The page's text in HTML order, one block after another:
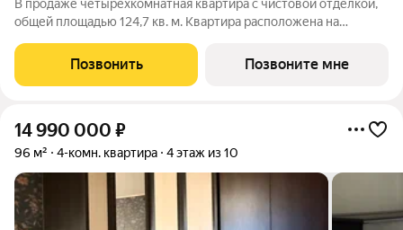
В продаже четырехкомнатная квартира с чистовой отделкой,
общей площадью 124,7 кв. м. Квартира расположена на
квартале В17 нового района СберСити, который строит Сбер.
Позвонить Позвоните мне
14 990 000 ₽
96 м² 4-комн. квартира 4 этаж из 10